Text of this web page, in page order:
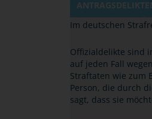
Im deutschen
Offizialdelikte sind
auf jeden Fall
Straftaten wie zum
Person, die durch
sagt, dass sie